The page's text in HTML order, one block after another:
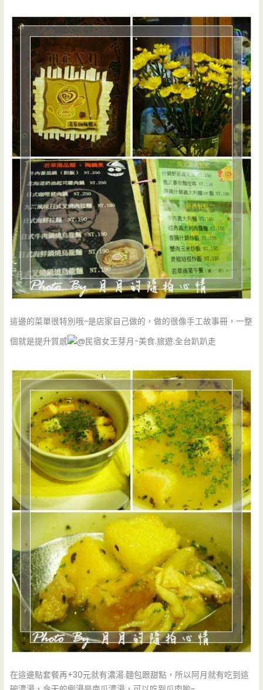
這邊的菜單很特別哦~是店家自己做的，做的很像手工故事冊，一整
個就是提升質感
在這邊點套餐再+30元就有濃湯.麵包跟甜點，所以阿月就有吃到這